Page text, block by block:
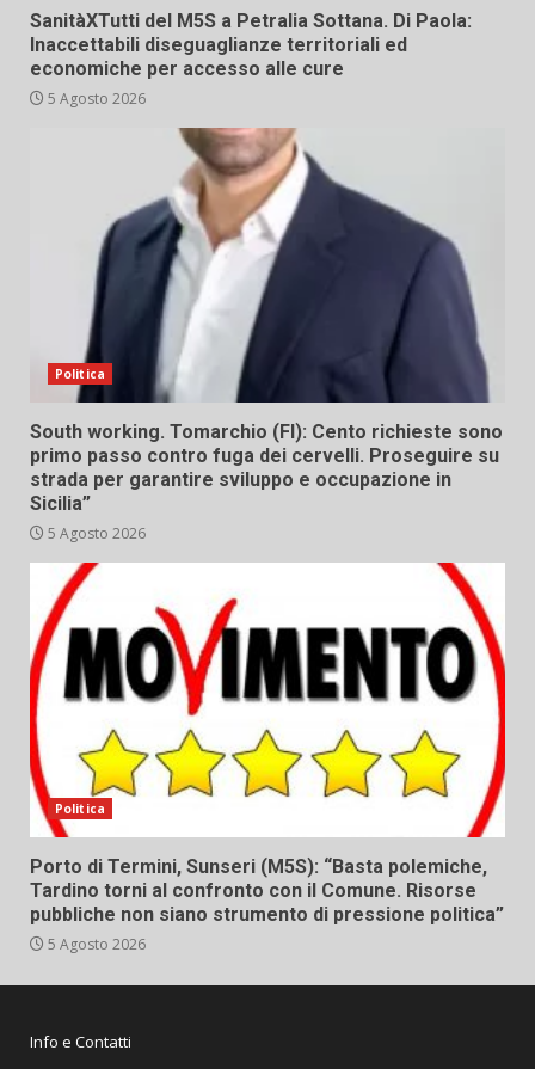
SanitàXTutti del M5S a Petralia Sottana. Di Paola:
Inaccettabili diseguaglianze territoriali ed
economiche per accesso alle cure
5 Agosto 2026
Politica
South working. Tomarchio (FI): Cento richieste sono
primo passo contro fuga dei cervelli. Proseguire su
strada per garantire sviluppo e occupazione in
Sicilia”
5 Agosto 2026
Politica
Porto di Termini, Sunseri (M5S): “Basta polemiche,
Tardino torni al confronto con il Comune. Risorse
pubbliche non siano strumento di pressione politica”
5 Agosto 2026
Info e Contatti